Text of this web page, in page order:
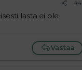
#4
lasta ei ole
Vastaa